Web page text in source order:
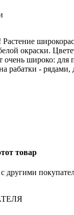
окраски.
очень широко: для
рабатки - рядами,
товар
другими